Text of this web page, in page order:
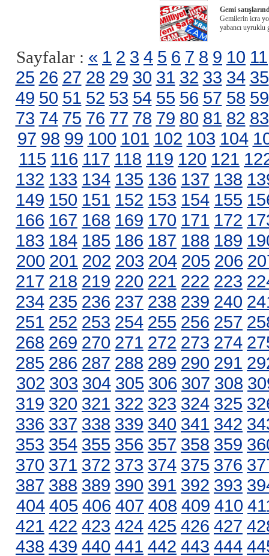
Gemi
Gemilerin icra
yabancı
Sayfalar : « 1 2 3 4 5 6 7 8 9 10 11
25 26 27 28 29 30 31 32 33 34 35
49 50 51 52 53 54 55 56 57 58 59
73 74 75 76 77 78 79 80 81 82 83
97 98 99 100 101 102 103 104
115 116 117 118 119 120 121
132 133 134 135 136 137 138
149 150 151 152 153 154 155
166 167 168 169 170 171 172
183 184 185 186 187 188 189
200 201 202 203 204 205 206
217 218 219 220 221 222 223
234 235 236 237 238 239 240
251 252 253 254 255 256 257
268 269 270 271 272 273 274
285 286 287 288 289 290 291
302 303 304 305 306 307 308
319 320 321 322 323 324 325
336 337 338 339 340 341 342
353 354 355 356 357 358 359
370 371 372 373 374 375 376
387 388 389 390 391 392 393
404 405 406 407 408 409 410
421 422 423 424 425 426 427
438 439 440 441 442 443 444